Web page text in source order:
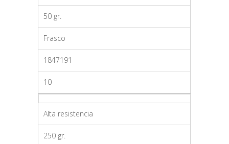
50 gr.
Frasco
1847191
10
Alta resistencia
250 gr.